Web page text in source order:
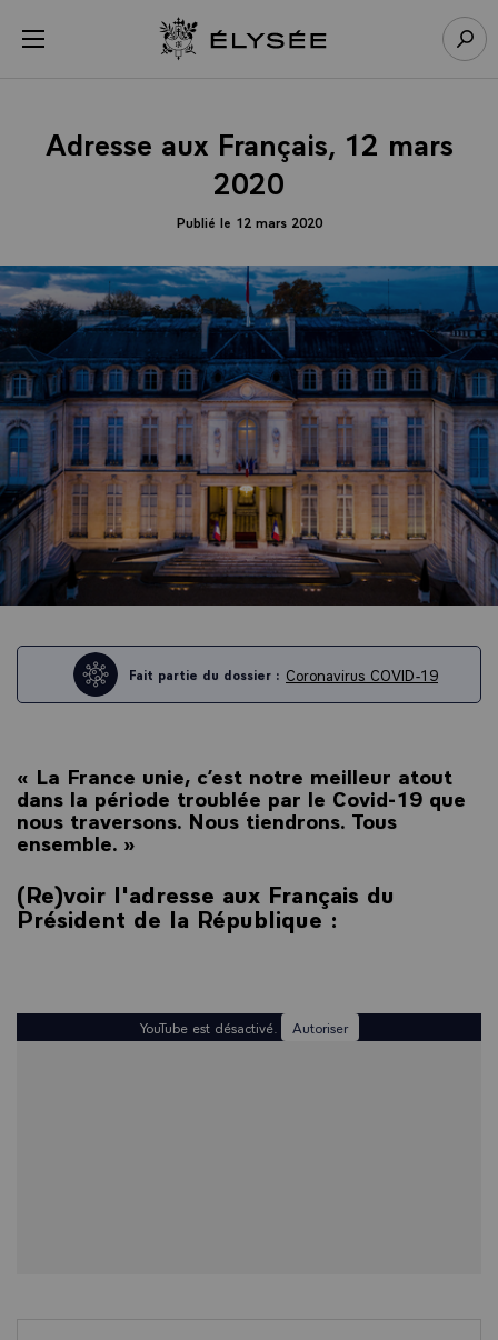
menu Retour à l’accueil Élysée
Adresse aux Français, 12 mars
2020
Publié le 12 mars 2020
Fait partie du dossier : Coronavirus COVID-19
« La France unie, c’est notre meilleur atout
dans la période troublée par le Covid-19 que
nous traversons. Nous tiendrons. Tous
ensemble. »
(Re)voir l'adresse aux Français du
Président de la République :
YouTube est désactivé. Autoriser
Panneau de gestion des cookies